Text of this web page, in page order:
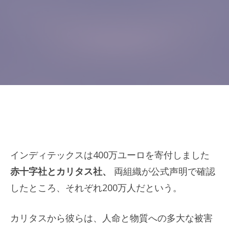
インディテックスは400万ユーロを寄付しました
赤十字社とカリタス社、
両組織が公式声明で確認
したところ、それぞれ200万人だという。
カリタスから彼らは、人命と物質への多大な被害